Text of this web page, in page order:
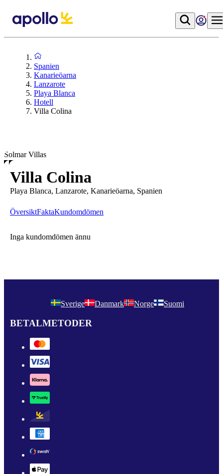
Spanien
Kanarieöarna
Lanzarote
Playa Blanca
Hotell
Villa Colina
Solmar Villas
Villa Colina
Playa Blanca, Lanzarote, Kanarieöarna, Spanien
ÖversiktFaktaKundomdömen
Inga kundomdömen ännu
Sverige Danmark Norge Suomi
BETALMETODER